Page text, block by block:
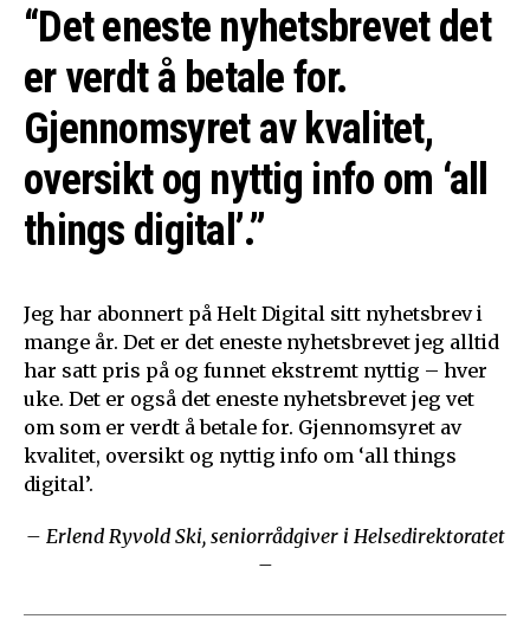
“Det eneste nyhetsbrevet det
er verdt å betale for.
Gjennomsyret av kvalitet,
oversikt og nyttig info om ‘all
things digital’.”
Jeg har abonnert på Helt Digital sitt nyhetsbrev i
mange år. Det er det eneste nyhetsbrevet jeg alltid
har satt pris på og funnet ekstremt nyttig – hver
uke. Det er også det eneste nyhetsbrevet jeg vet
om som er verdt å betale for. Gjennomsyret av
kvalitet, oversikt og nyttig info om ‘all things
digital’.
– Erlend Ryvold Ski, seniorrådgiver i Helsedirektoratet
–